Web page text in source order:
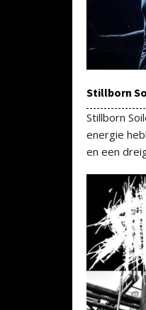
Stillborn
Stillborn
energie
en een